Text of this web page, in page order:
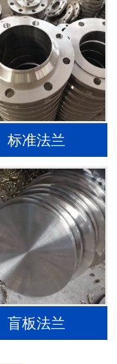
标准法兰
盲板法兰